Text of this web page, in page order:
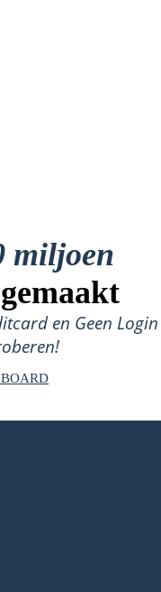
miljoen
en Geen Login